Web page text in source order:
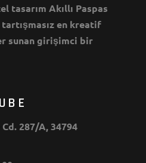
tasarım Akıllı Paspas
en kreatif
sunan girişimci bir
287/A, 34794